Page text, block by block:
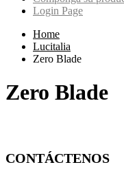
Login Page
Home
Lucitalia
Zero Blade
Zero Blade
CONTÁCTENOS